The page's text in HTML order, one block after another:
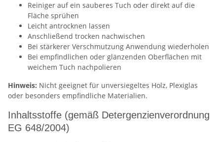
Reiniger auf ein sauberes Tuch oder direkt auf die
Fläche sprühen
Leicht antrocknen lassen
Anschließend trocken nachwischen
Bei stärkerer Verschmutzung Anwendung wiederholen
Bei empfindlichen oder glänzenden Oberflächen mit
weichem Tuch nachpolieren
Hinweis: Nicht geeignet für unversiegeltes Holz, Plexiglas
oder besonders empfindliche Materialien.
Inhaltsstoffe (gemäß Detergenzienverordnung
EG 648/2004)